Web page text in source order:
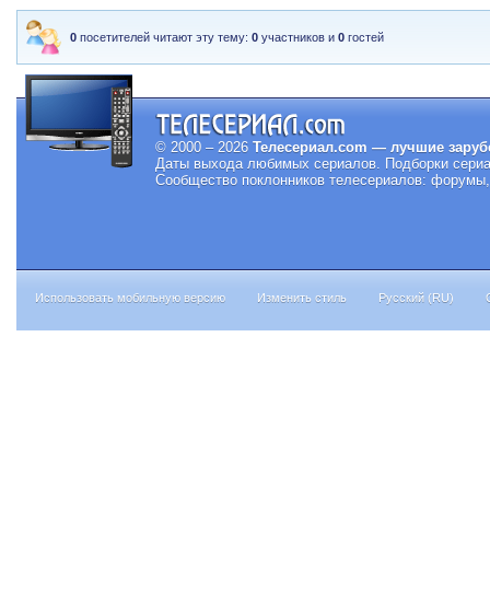
0 посетителей читают эту тему:0 участников и0 гостей
© 2000 – 2026 Телесериал.com — лучшие
Даты выхода любимых сериалов.
Подборки
Сообщество поклонников телесериалов:
Использовать мобильную версию Изменить стиль Русский (RU)